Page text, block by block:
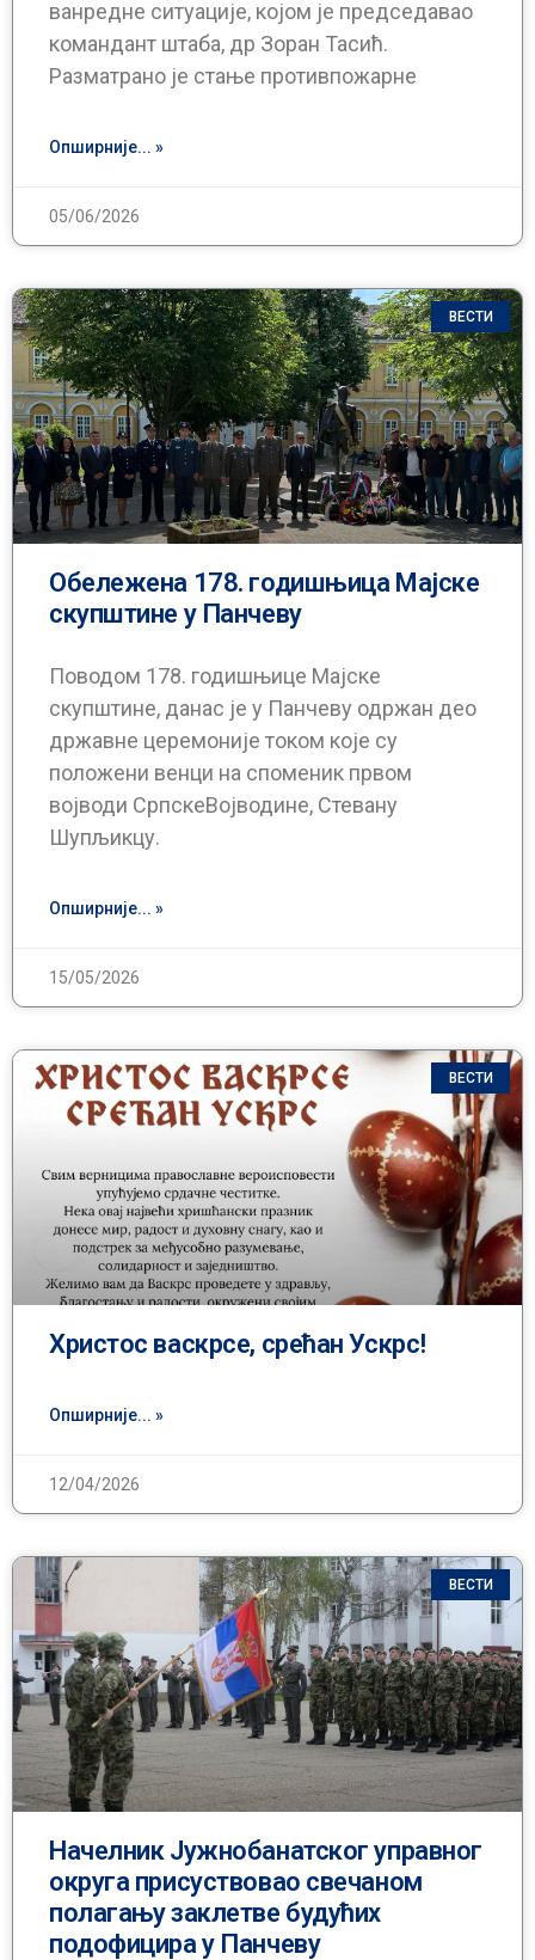
ванредне ситуације, којом је председавао
командант штаба, др Зоран Тасић.
Разматрано је стање противпожарне
Опширније... »
05/06/2026
ВЕСТИ
Oбележена 178. годишњица Мајске
скупштине у Панчеву
Поводом 178. годишњице Мајске
скупштине, данас је у Панчеву одржан део
државне церемоније током које су
положени венци на споменик првом
војводи СрпскеВојводине, Стевану
Шупљикцу.
Опширније... »
15/05/2026
ВЕСТИ
Христос васкрсе, срећан Ускрс!
Опширније... »
12/04/2026
ВЕСТИ
Начелник Јужнобанатског управног
округа присуствовао свечаном
полагању заклетве будућих
подофицира у Панчеву